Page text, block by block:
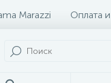
Marazzi Оплата